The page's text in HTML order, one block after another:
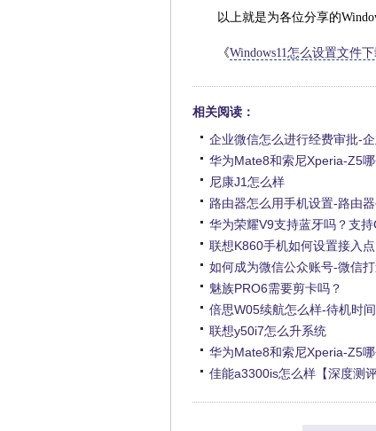
以上就是为各位分享的
《Windows11怎么设置文件
相关阅读：
企业微信怎么进行经费审批-
华为Mate8和索尼Xperia-Z5
尼康J1怎么样
路由器怎么用手机设置-路由
华为荣耀V9支持蓝牙吗？支持
联想K860手机如何设置接入点
如何成为微信公众账号-微信
魅族PRO6需要剪卡吗？
倍思W05续航怎么样-待机时
联想y50i7怎么升系统
华为Mate8和索尼Xperia-Z5
佳能a3300is怎么样【深度测评